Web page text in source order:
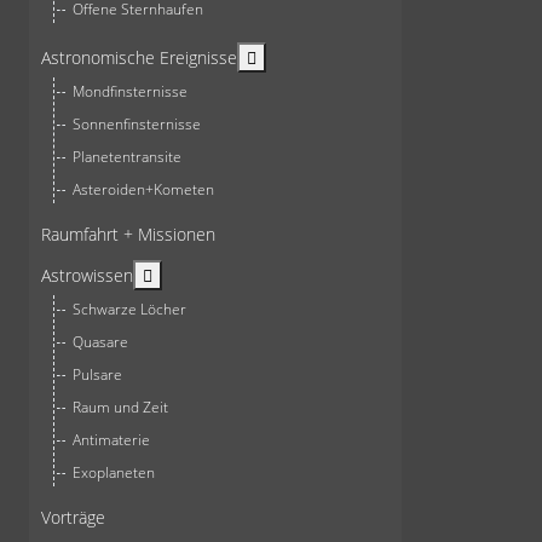
Offene Sternhaufen
Astronomische Ereignisse
Mondfinsternisse
Sonnenfinsternisse
Planetentransite
Asteroiden+Kometen
Raumfahrt + Missionen
Astrowissen
Schwarze Löcher
Quasare
Pulsare
Raum und Zeit
Antimaterie
Exoplaneten
Vorträge